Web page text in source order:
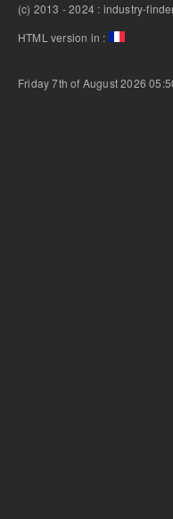
(c) 2013 - 2024 : industry-
HTML version in :
Friday 7th of August 2026